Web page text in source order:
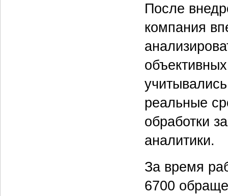
После
компания
реальные
обработки
аналитики.
За время
6700